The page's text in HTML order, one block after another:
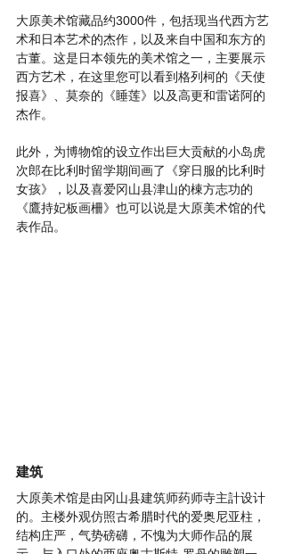
大原美术馆藏品约3000件，包括现当代西方艺
术和日本艺术的杰作，以及来自中国和东方的
古董。这是日本领先的美术馆之一，主要展示
西方艺术，在这里您可以看到格列柯的《天使
报喜》、莫奈的《睡莲》以及高更和雷诺阿的
杰作。
此外，为博物馆的设立作出巨大贡献的小岛虎
次郎在比利时留学期间画了《穿日服的比利时
女孩》，以及喜爱冈山县津山的棟方志功的
《鷹持妃板画柵》也可以说是大原美术馆的代
表作品。
建筑
大原美术馆是由冈山县建筑师药师寺主計设计
的。主楼外观仿照古希腊时代的爱奥尼亚柱，
结构庄严，气势磅礴，不愧为大师作品的展